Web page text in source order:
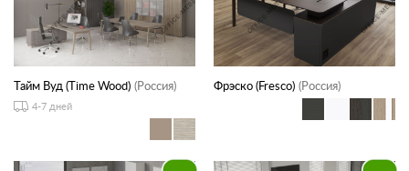
Тайм Вуд (Time Wood) (Россия)
4-7 дней
Фрэско (Fresco) (Россия)